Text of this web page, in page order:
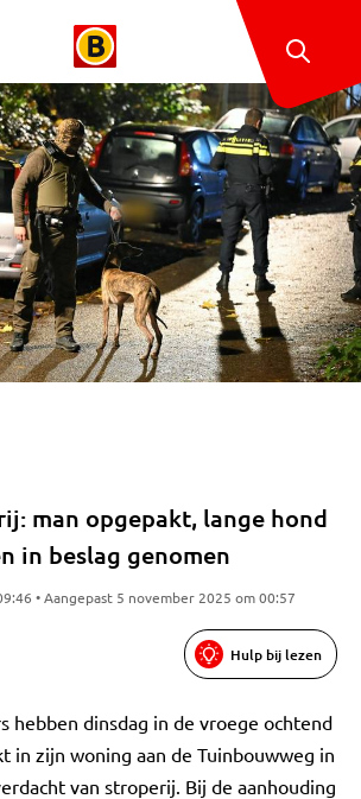
man opgepakt, lange hond
in beslag genomen
• Aangepast 5 november 2025 om 00:57
Hulp bij lezen
hebben dinsdag in de vroege ochtend
in zijn woning aan de Tuinbouwweg in
van stroperij. Bij de aanhouding